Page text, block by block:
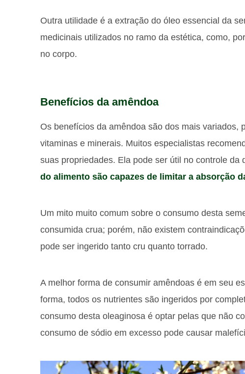
Outra utilidade é a extração do óleo essencial da
medicinais utilizados no ramo da estética, como,
no corpo.
Benefícios da amêndoa
Os benefícios da amêndoa são dos mais variados,
vitaminas e minerais. Muitos especialistas
suas propriedades. Ela pode ser útil no controle da
do alimento são capazes de limitar a absorção
Um mito muito comum sobre o consumo desta
consumida crua; porém, não existem
pode ser ingerido tanto cru quanto torrado.
A melhor forma de consumir amêndoas é em seu
forma, todos os nutrientes são ingeridos por
consumo desta oleaginosa é optar pelas que não
consumo de sódio em excesso pode causar